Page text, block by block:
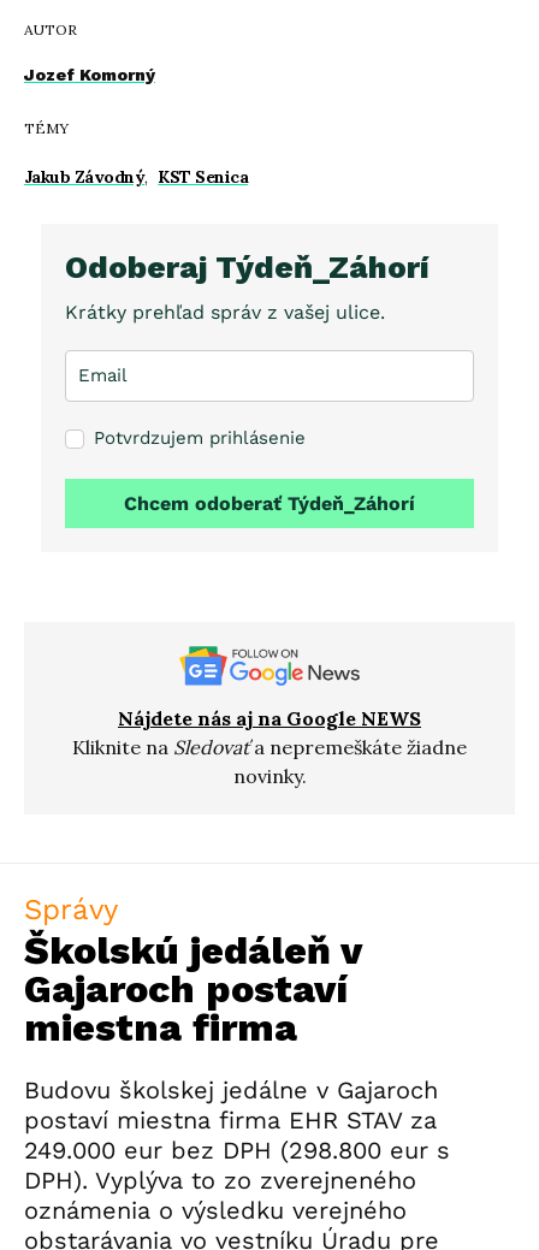
AUTOR
Jozef Komorný
TÉMY
Jakub Závodný, KST Senica
Odoberaj Týdeň_Záhorí
Krátky prehľad správ z vašej ulice.
Potvrdzujem prihlásenie
Chcem odoberať Týdeň_Záhorí
Nájdete nás aj na Google NEWS
Kliknite na Sledovaťa nepremeškáte žiadne
novinky.
Správy
Školskú jedáleň v
Gajaroch postaví
miestna firma
Budovu školskej jedálne v Gajaroch
postaví miestna firma EHR STAV za
249.000 eur bez DPH (298.800 eur s
DPH). Vyplýva to zo zverejneného
oznámenia o výsledku verejného
obstarávania vo vestníku Úradu pre